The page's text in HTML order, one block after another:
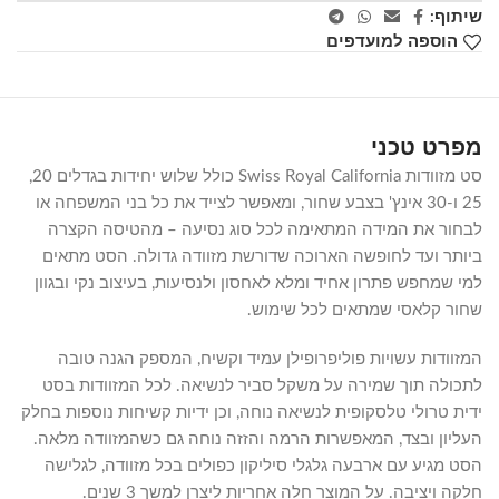
שיתוף:
הוספה למועדפים
מפרט טכני
סט מזוודות Swiss Royal California כולל שלוש יחידות בגדלים 20,
25 ו-30 אינץ' בצבע שחור, ומאפשר לצייד את כל בני המשפחה או
לבחור את המידה המתאימה לכל סוג נסיעה – מהטיסה הקצרה
ביותר ועד לחופשה הארוכה שדורשת מזוודה גדולה. הסט מתאים
למי שמחפש פתרון אחיד ומלא לאחסון ולנסיעות, בעיצוב נקי ובגוון
שחור קלאסי שמתאים לכל שימוש.
המזוודות עשויות פוליפרופילן עמיד וקשיח, המספק הגנה טובה
לתכולה תוך שמירה על משקל סביר לנשיאה. לכל המזוודות בסט
ידית טרולי טלסקופית לנשיאה נוחה, וכן ידיות קשיחות נוספות בחלק
העליון ובצד, המאפשרות הרמה והזזה נוחה גם כשהמזוודה מלאה.
הסט מגיע עם ארבעה גלגלי סיליקון כפולים בכל מזוודה, לגלישה
חלקה ויציבה. על המוצר חלה אחריות ליצרן למשך 3 שנים.